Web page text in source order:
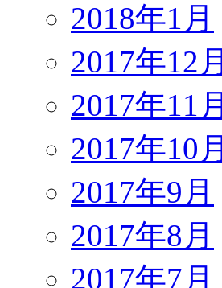
2018年1月
2017年12月
2017年11月
2017年10月
2017年9月
2017年8月
2017年7月